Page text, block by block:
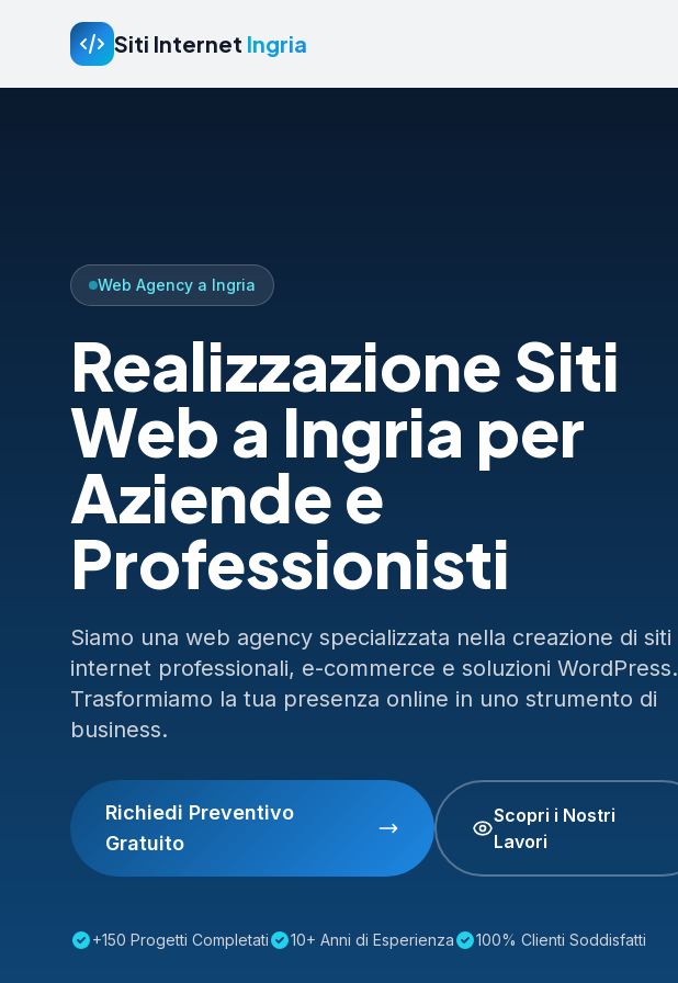
Siti Internet Ingria
Web Agency a Ingria
Realizzazione Siti
Web a Ingria per
Aziende e
Professionisti
Siamo una web agency specializzata nella creazione di siti
internet professionali, e-commerce e soluzioni WordPress.
Trasformiamo la tua presenza online in uno strumento di
business.
Richiedi Preventivo
Gratuito
Scopri i Nostri
Lavori
+150 Progetti Completati 10+ Anni di Esperienza 100% Clienti Soddisfatti